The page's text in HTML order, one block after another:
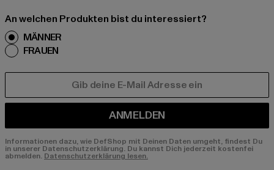
An welchen Produkten bist du interessiert?
MÄNNER
FRAUEN
ANMELDEN
Informationen dazu, wie DefShop mit Deinen Daten umgeht, findest Du
in unserer Datenschutzerklärung. Du kannst Dich jederzeit kostenfei
abmelden. Datenschutzerklärung lesen.